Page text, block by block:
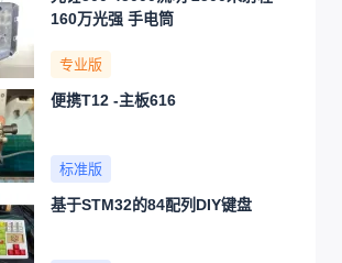
160万光强 手电筒
专业版
便携T12 -主板616
标准版
基于STM32的84配列DIY键盘